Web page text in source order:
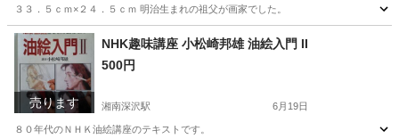
３３．５ｃｍ×２４．５ｃｍ 明治生まれの祖父が画家でした。
神奈川 鎌倉市 大船駅 その他 水彩
売ります
NHK趣味講座 小松崎邦雄 油絵入門 II
500円
湘南深沢駅 6月19日
８０年代のＮＨＫ油絵講座のテキストです。